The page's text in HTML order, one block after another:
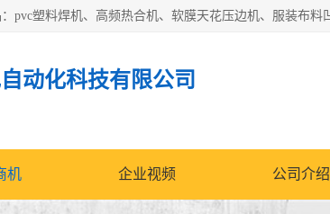
动化科技有限公司
机 企业视频 公司介绍